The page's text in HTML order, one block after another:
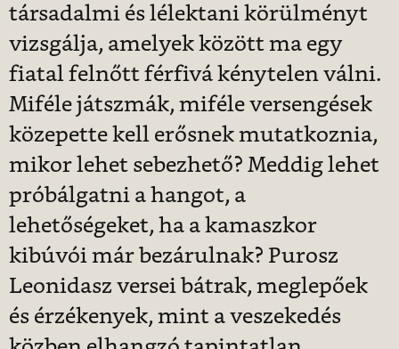
társadalmi és lélektani körülményt
vizsgálja, amelyek között ma egy
fiatal felnőtt férfivá kénytelen válni.
Miféle játszmák, miféle versengések
közepette kell erősnek mutatkoznia,
mikor lehet sebezhető? Meddig lehet
próbálgatni a hangot, a
lehetőségeket, ha a kamaszkor
kibúvói már bezárulnak? Purosz
Leonidasz versei bátrak, meglepőek
és érzékenyek, mint a veszekedés